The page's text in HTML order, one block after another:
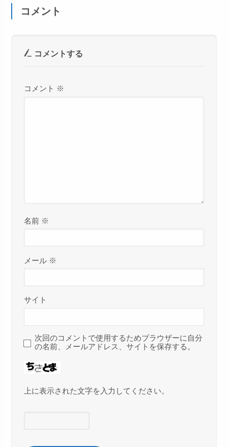
コメント
コメントする
コメント ※
名前 ※
メール ※
サイト
次回のコメントで使用するためブラウザーに自分
の名前、メールアドレス、サイトを保存する。
上に表示された文字を入力してください。